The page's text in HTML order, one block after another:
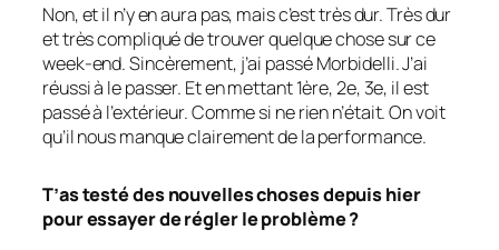
Non, et il n’y en aura pas, mais c’est très dur. Très dur
et très compliqué de trouver quelque chose sur ce
week-end. Sincèrement, j’ai passé Morbidelli. J’ai
réussi à le passer. Et en mettant 1ère, 2e, 3e, il est
passé à l’extérieur. Comme si ne rien n’était. On voit
qu’il nous manque clairement de la performance.
T’as testé des nouvelles choses depuis hier
pour essayer de régler le problème ?